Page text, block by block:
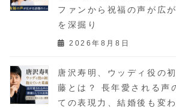
ファンから祝福の声が広
を深掘り
2026年8月8日
唐沢寿明、ウッディ役の
藤とは？ 長年愛される声
ての表現力、結婚後も変